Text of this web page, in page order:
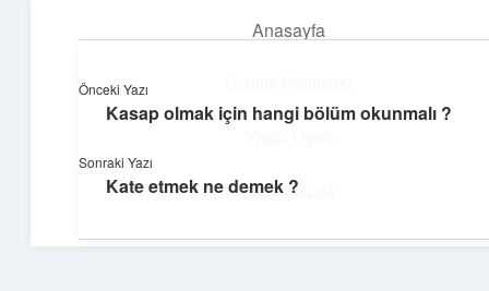
Anasayfa
Hakkımızda
Günlük Hatırlatmalar
Keyifli vakit için kısa ve eğlenceli içerikler.
Önceki Yazı
Kasap olmak için hangi bölüm okunmalı ?
Sonraki Yazı
Kate etmek ne demek ?